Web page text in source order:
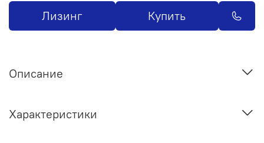
Лизинг Купить
Описание
Характеристики